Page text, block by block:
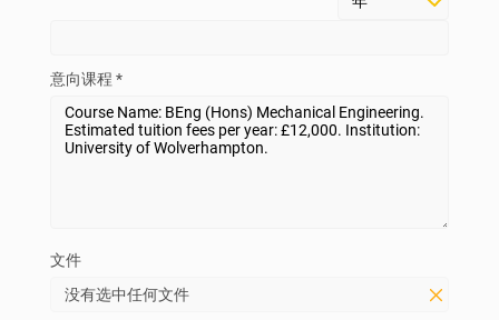
意向课程 *
文件
没有选中任何文件